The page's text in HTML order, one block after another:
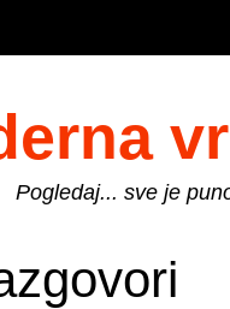
Pogledaj... sve je